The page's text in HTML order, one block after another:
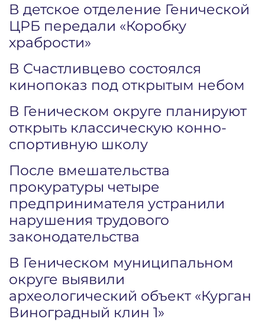
В детское отделение Генической
ЦРБ передали «Коробку
храбрости»
В Счастливцево состоялся
кинопоказ под открытым небом
В Геническом округе планируют
открыть классическую конно-
спортивную школу
После вмешательства
прокуратуры четыре
предпринимателя устранили
нарушения трудового
законодательства
В Геническом муниципальном
округе выявили
археологический объект «Курган
Виноградный клин 1»